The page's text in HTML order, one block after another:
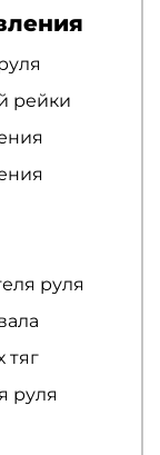
рейки
руля
тяг
руля